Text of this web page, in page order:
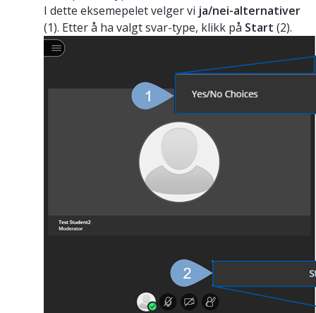
I dette eksemepelet velger vi ja/nei-alternativer
(1). Etter å ha valgt svar-type, klikk på Start (2).